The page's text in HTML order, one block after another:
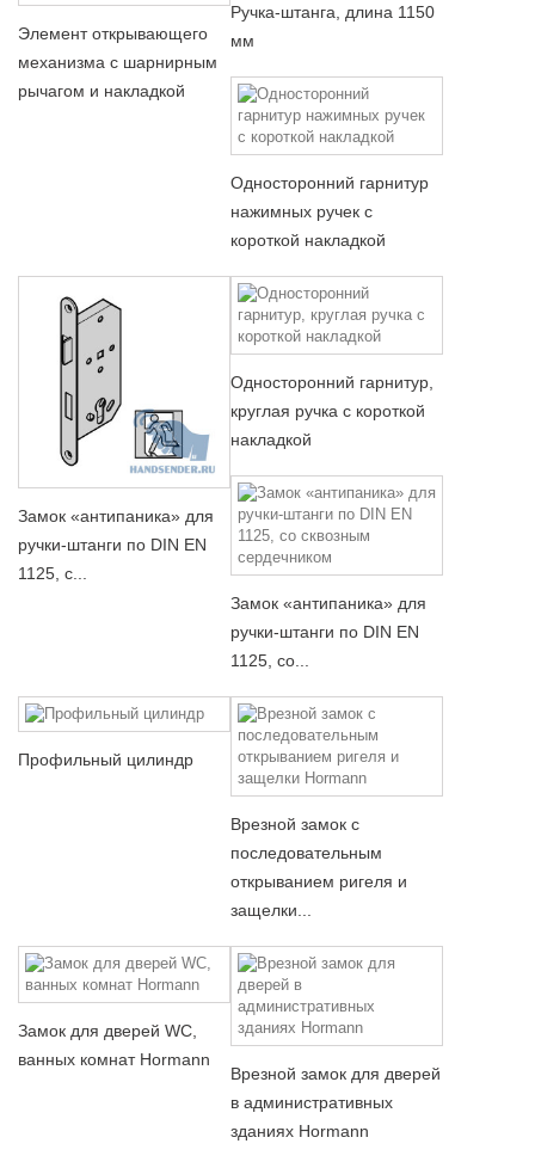
Элемент открывающего
механизма с шарнирным
рычагом и накладкой
Ручка-штанга, длина 1150
мм
Односторонний гарнитур
нажимных ручек с
короткой накладкой
Замок «антипаника» для
ручки-штанги по DIN EN
1125, с...
Односторонний гарнитур,
круглая ручка с короткой
накладкой
Замок «антипаника» для
ручки-штанги по DIN EN
1125, со...
Профильный цилиндр
Врезной замок с
последовательным
открыванием ригеля и
защелки...
Замок для дверей WC,
ванных комнат Hormann
Врезной замок для дверей
в административных
зданиях Hormann